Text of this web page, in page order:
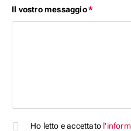
Il vostro messaggio*
Campo
Ho letto e accettato